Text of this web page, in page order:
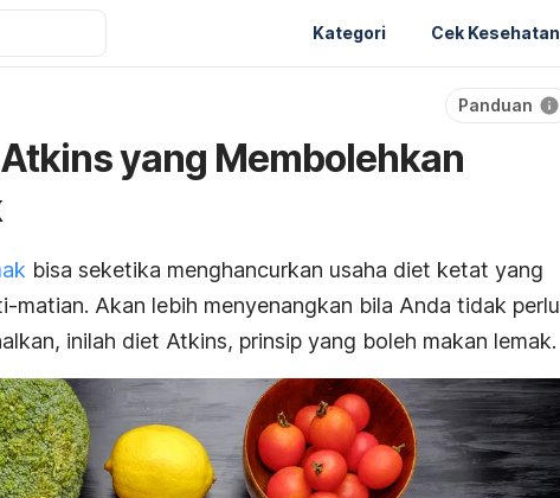
Kategori Cek Kesehatan
Panduan
yang Membolehkan
bisa seketika menghancurkan usaha diet ketat yang
matian. Akan lebih menyenangkan bila Anda tidak perlu
inilah diet Atkins, prinsip yang boleh makan lemak.